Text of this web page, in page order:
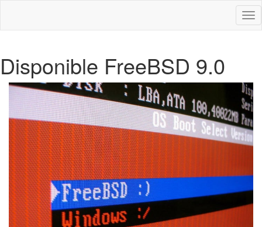
Disponible FreeBSD 9.0